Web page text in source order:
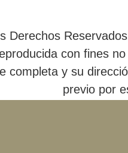
Derechos
con fines
completa y su
previo por